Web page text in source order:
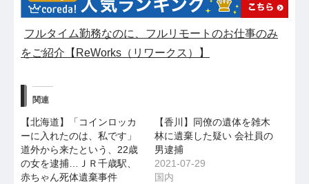
フルタイム勤務なのに、フルリモートのお仕事のみ
をご紹介【ReWorks（リワークス）】
関連
【北海道】「コインロッカ
ーに入れたのは、私です」
道外から来たという、22歳
の女を逮捕…ＪＲ千歳駅、
赤ちゃん死体遺棄事件
【香川】同僚の遺体を雑木
林に遺棄した疑い 会社員の
男逮捕
2021-07-29
国内